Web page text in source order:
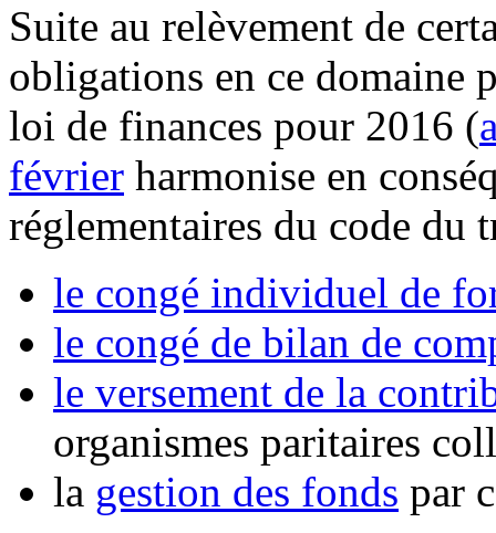
Suite au relèvement de
obligations en ce domaine
loi de finances pour 2016 (
février harmonise en
réglementaires du code du
le congé individuel de
le congé de bilan de
le versement de la
organismes paritaires
la gestion des fonds par